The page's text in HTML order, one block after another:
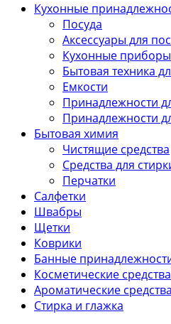
Кухонные
Посуда
Аксессуары для
Кухонные приборы
Бытовая техника
Емкости
Принадлежности
Принадлежности
Бытовая химия
Чистящие средства
Средства для
Перчатки
Салфетки
Швабры
Щетки
Коврики
Банные
Косметические средства
Ароматические средства
Стирка и глажка